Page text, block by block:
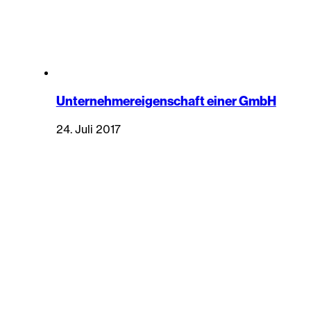
Unternehmereigenschaft einer GmbH
24. Juli 2017